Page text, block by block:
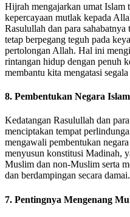
Hijrah mengajarkan umat Islam
kepercayaan mutlak kepada
Rasulullah dan para
tetap berpegang teguh pada
pertolongan Allah. Hal ini
rintangan hidup dengan penuh
membantu kita mengatasi
8. Pembentukan Negara
Kedatangan Rasulullah dan
menciptakan tempat
mengawali pembentukan
menyusun konstitusi Madinah,
Muslim dan non-Muslim serta
dan berdampingan secara damai.
7. Pentingnya Mengenang